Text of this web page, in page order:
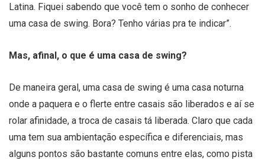
Latina. Fiquei sabendo que você tem o sonho de conhecer
uma casa de swing. Bora? Tenho várias pra te indicar”.
Mas, afinal, o que é uma casa de swing?
De maneira geral, uma casa de swing é uma casa noturna
onde a paquera e o flerte entre casais são liberados e aí se
rolar afinidade, a troca de casais tá liberada. Claro que cada
uma tem sua ambientação específica e diferenciais, mas
alguns pontos são bastante comuns entre elas, como pista